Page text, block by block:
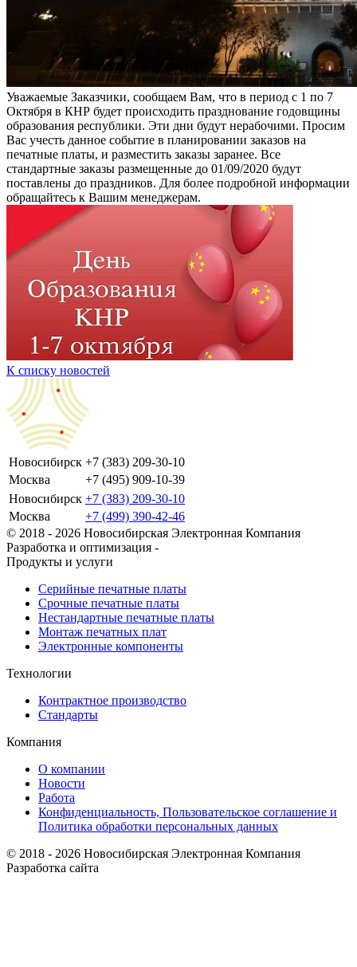
Уважаемые Заказчики, сообщаем Вам, что в период с 1 по 7
Октября в КНР будет происходить празднование годовщины
образования республики. Эти дни будут нерабочими. Просим
Вас учесть данное событие в планировании заказов на
печатные платы, и разместить заказы заранее. Все
стандартные заказы размещенные до 01/09/2020 будут
поставлены до праздников. Для более подробной информации
обращайтесь к Вашим менеджерам.
К списку новостей
Новосибирск +7 (383) 209-30-10
Москва
+7 (495) 909-10-39
Новосибирск +7 (383) 209-30-10
Москва
+7 (499) 390-42-46
© 2018 - 2026 Новосибирская Электронная Компания
Разработка и оптимизация -
Продукты и услуги
Серийные печатные платы
Срочные печатные платы
Нестандартные печатные платы
Монтаж печатных плат
Электронные компоненты
Технологии
Контрактное производство
Стандарты
Компания
О компании
Новости
Работа
Конфиденциальность, Пользовательское соглашение и
Политика обработки персональных данных
© 2018 - 2026 Новосибирская Электронная Компания
Разработка сайта